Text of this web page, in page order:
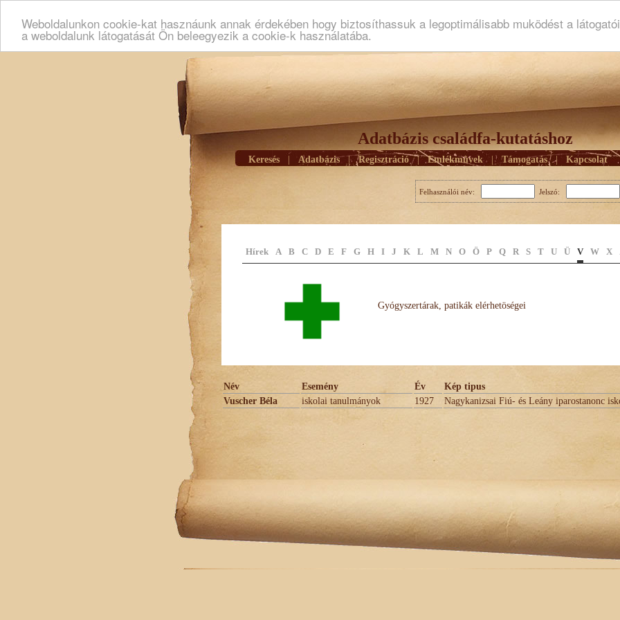
Weboldalunkon cookie-kat hasznáunk annak érdekében hogy biztosíthassuk a legoptimálisabb muködést a
a weboldalunk látogatását Ön beleegyezik a cookie-k használatába.
Adatbázis családfa-kutatáshoz
Keresés Adatbázis | Regisztráció | Emlékmûvek | Támogatás | Kapcsolat
Felhasználói név: Jelszó:
Hírek A B C D E F G H I J K L M N O Ö P Q R S T U Ü V W X
Gyógyszertárak, patikák elérhetöségei
Név Esemény Év
Kép tipus
Vuscher Béla
iskolai tanulmányok 1927 Nagykanizsai Fiú- és Leány iparostanonc